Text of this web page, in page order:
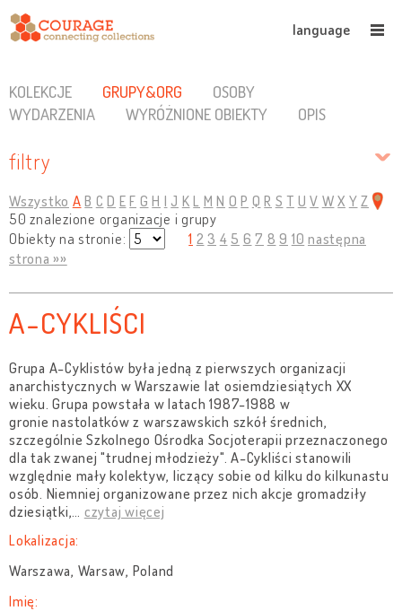
language
KOLEKCJE GRUPY&ORG
OSOBY
WYDARZENIA
WYRÓŻNIONE OBIEKTY OPIS
filtry
Wszystko A B C D E F G H I J K L M N O P Q R S T U V W X Y Z
50 znalezione organizacje i grupy
Obiekty na stronie:
1 2 3 4 5 6 7 8 9 10 następna
strona »»
A-CYKLIŚCI
Grupa A-Cyklistów była jedną z pierwszych organizacji
anarchistycznych w Warszawie lat osiemdziesiątych XX
wieku. Grupa powstała w latach 1987-1988 w
gronie nastolatków z warszawskich szkół średnich,
szczególnie Szkolnego Ośrodka Socjoterapii przeznaczonego
dla tak zwanej "trudnej młodzieży". A-Cykliści stanowili
względnie mały kolektyw, liczący sobie od kilku do kilkunastu
osób. Niemniej organizowane przez nich akcje gromadziły
dziesiątki,… czytaj więcej
Lokalizacja:
Warszawa, Warsaw, Poland
Imię: